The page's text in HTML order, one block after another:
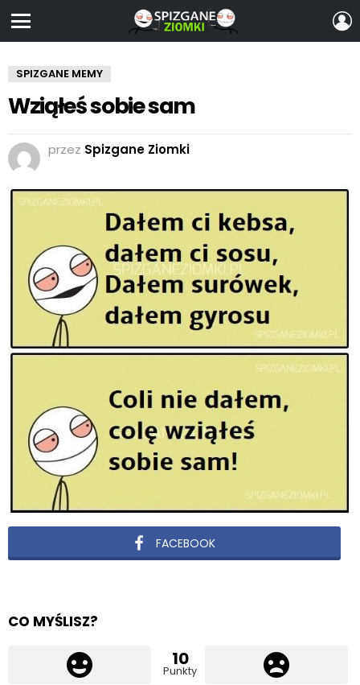
SPIZGANE MEMY
Wziąłeś sobie sam
przez Spizgane Ziomki
FACEBOOK
CO MYŚLISZ?
10
Punkty